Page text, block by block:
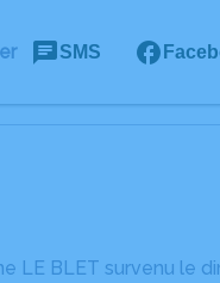
SMS
LE BLET survenu le